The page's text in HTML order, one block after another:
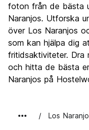
foton från de bästa
Naranjos. Utforska
över Los Naranjos
som kan hjälpa dig
fritidsaktiviteter. Dra
och hitta de bästa
Naranjos på
Los